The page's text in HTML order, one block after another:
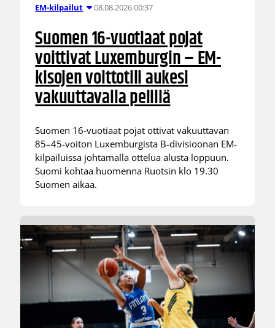
EM-kilpailut 08.08.2026 00:37
Suomen 16-vuotiaat pojat
voittivat Luxemburgin – EM-
kisojen voittotili aukesi
vakuuttavalla pelillä
Suomen 16-vuotiaat pojat ottivat vakuuttavan
85–45-voiton Luxemburgista B-divisioonan EM-
kilpailuissa johtamalla ottelua alusta loppuun.
Suomi kohtaa huomenna Ruotsin klo 19.30
Suomen aikaa.